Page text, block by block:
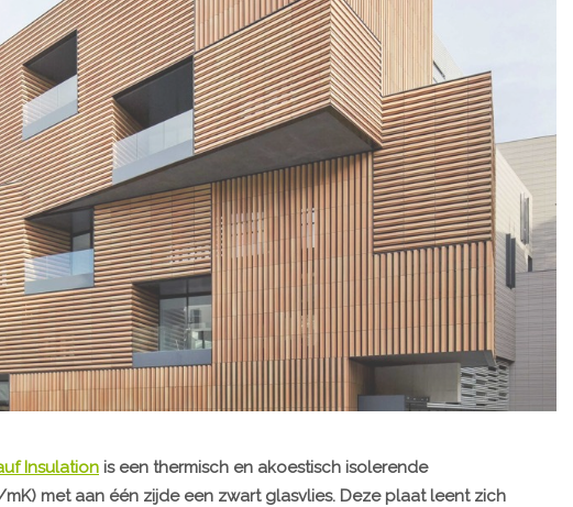
Insulation is een thermisch en akoestisch isolerende
met aan één zijde een zwart glasvlies. Deze plaat leent zich